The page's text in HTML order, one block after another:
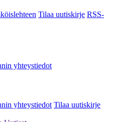
Tilaa uutiskirje RSS-
yhteystiedot
yhteystiedot Tilaa uutiskirje